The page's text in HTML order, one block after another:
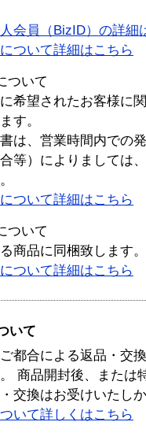
会員（BizID）の詳細
ついて詳細はこちら
ついて
希望されたお客様に
す。
は、営業時間内での
等）によりましては
ついて詳細はこちら
ついて
商品に同梱致します。
ついて詳細はこちら
いて
都合による返品・交
商品開封後、または
交換はお受けいたし
いて詳しくはこちら